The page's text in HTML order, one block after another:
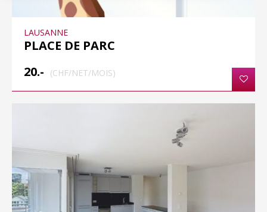
LAUSANNE
PLACE DE PARC
20.-
(CHF/NET/MOIS)